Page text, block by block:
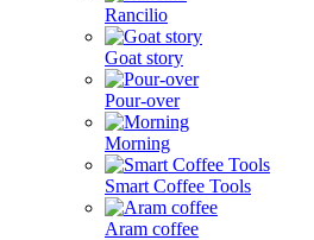
Rancilio
Goat story
Pour-over
Morning
Smart Coffee Tools
Aram coffee